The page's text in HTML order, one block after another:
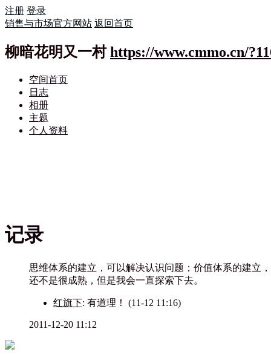
注册 登录
销售与市场官方网站 返回首页
柳暗花明又一村 https://www.cmmo.cn/
空间首页
日志
相册
主题
个人资料
记录
思维体系的建立，可以解决认识问题；价值体系的建立
还不是很成熟，但是我会一直探索下去。
红旗下: 有道理！ (11-12 11:16)
2011-12-20 11:12